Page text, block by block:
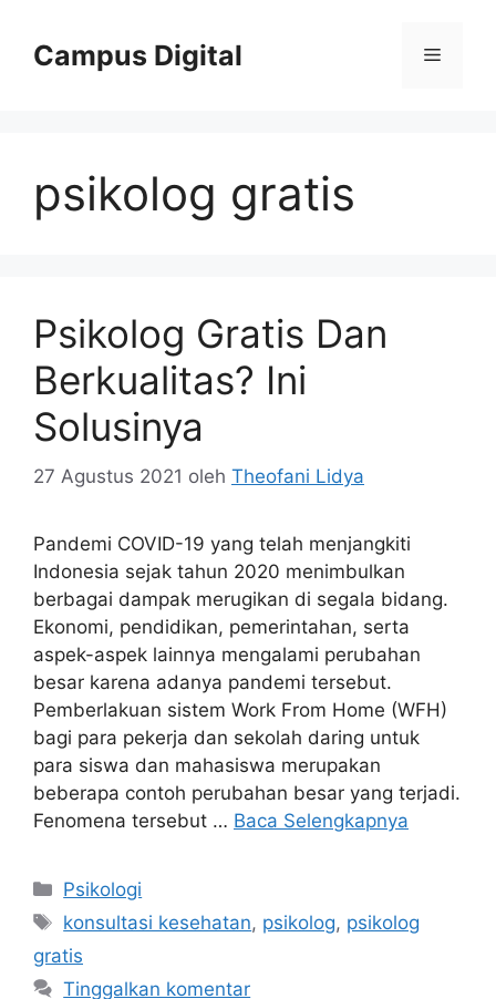
Campus Digital Menu
psikolog gratis
Psikolog Gratis Dan
Berkualitas? Ini
Solusinya
27 Agustus 2021 oleh Theofani Lidya
Pandemi COVID-19 yang telah menjangkiti
Indonesia sejak tahun 2020 menimbulkan
berbagai dampak merugikan di segala bidang.
Ekonomi, pendidikan, pemerintahan, serta
aspek-aspek lainnya mengalami perubahan
besar karena adanya pandemi tersebut.
Pemberlakuan sistem Work From Home (WFH)
bagi para pekerja dan sekolah daring untuk
para siswa dan mahasiswa merupakan
beberapa contoh perubahan besar yang terjadi.
Fenomena tersebut … Baca Selengkapnya
Kategori
Psikologi
Tag
konsultasi kesehatan, psikolog, psikolog
gratis
Tinggalkan komentar